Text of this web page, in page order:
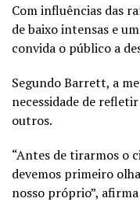
Com influências das
de baixo intensas e
convida o público a
Segundo Barrett, a
necessidade de
outros.
“Antes de tirarmos o
devemos primeiro
nosso próprio”,